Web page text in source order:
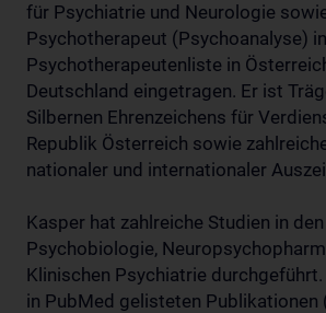
für Psychiatrie und Neurologie
Psychotherapeut (Psychoanalyse)
Psychotherapeutenliste in
Deutschland eingetragen. Er ist
Silbernen Ehrenzeichens für
Republik Österreich sowie
nationaler und internationaler
Kasper hat zahlreiche Studien in
Psychobiologie,
Klinischen Psychiatrie
in PubMed gelisteten Publikationen